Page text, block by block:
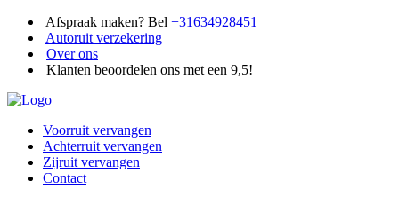
Afspraak maken? Bel +31634928451
Autoruit verzekering
Over ons
Klanten beoordelen ons met een 9,5!
Voorruit vervangen
Achterruit vervangen
Zijruit vervangen
Contact